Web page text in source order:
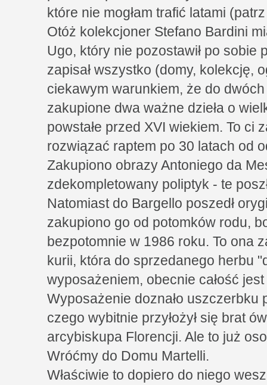
które nie mogłam trafić latami
Otóż kolekcjoner Stefano Bardini
Ugo, który nie pozostawił po sobie
zapisał wszystko (domy, kolekcję,
ciekawym warunkiem, że do
zakupione dwa ważne dzieła o
powstałe przed XVI wiekiem. To ci
rozwiązać raptem po 30 latach od
Zakupiono obrazy Antoniego da
zdekompletowany poliptyk - te
Natomiast do Bargello poszedł
zakupiono go od potomków rodu,
bezpotomnie w 1986 roku. To ona
kurii, która do sprzedanego herbu
wyposażeniem, obecnie całość
Wyposażenie doznało uszczerbku
czego wybitnie przyłożył się brat
arcybiskupa Florencji. Ale to już
Wróćmy do Domu Martelli.
Właściwie to dopiero do niego